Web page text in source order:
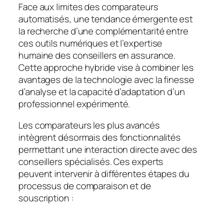
Face aux limites des comparateurs
automatisés, une tendance émergente est
la recherche d’une complémentarité entre
ces outils numériques et l’expertise
humaine des conseillers en assurance.
Cette approche hybride vise à combiner les
avantages de la technologie avec la finesse
d’analyse et la capacité d’adaptation d’un
professionnel expérimenté.
Les comparateurs les plus avancés
intègrent désormais des fonctionnalités
permettant une interaction directe avec des
conseillers spécialisés. Ces experts
peuvent intervenir à différentes étapes du
processus de comparaison et de
souscription :